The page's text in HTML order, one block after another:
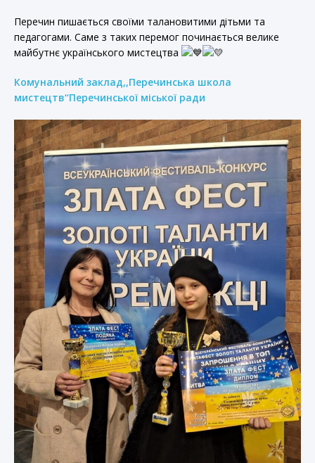
Перечин пишається своїми талановитими дітьми та
педагогами. Саме з таких перемог починається велике
майбутнє українського мистецтва
Комунальний заклад,,Перечинська школа
мистецтв‘‘Перечинської міської ради